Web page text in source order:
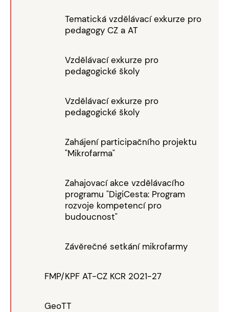
Tematická vzdělávací exkurze pro
pedagogy CZ a AT
Vzdělávací exkurze pro
pedagogické školy
Vzdělávací exkurze pro
pedagogické školy
Zahájení participačního projektu
"Mikrofarma"
Zahajovací akce vzdělávacího
programu "DigiCesta: Program
rozvoje kompetencí pro
budoucnost"
Závěrečné setkání mikrofarmy
FMP/KPF AT-CZ KCR 2021-27
GeoTT